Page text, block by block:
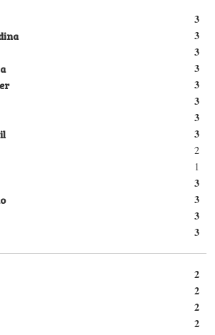
3
3
3
3
3
3
3
3
2
1
3
3
3
3
2
2
2
2